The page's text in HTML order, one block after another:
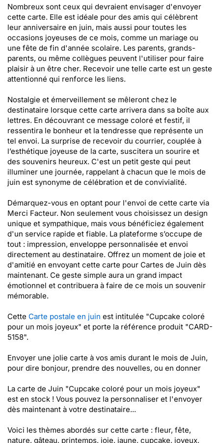
Nombreux sont ceux qui devraient envisager d'envoyer
cette carte. Elle est idéale pour des amis qui célèbrent
leur anniversaire en juin, mais aussi pour toutes les
occasions joyeuses de ce mois, comme un mariage ou
une fête de fin d'année scolaire. Les parents, grands-
parents, ou même collègues peuvent l'utiliser pour faire
plaisir à un être cher. Recevoir une telle carte est un geste
attentionné qui renforce les liens.
Nostalgie et émerveillement se mêleront chez le
destinataire lorsque cette carte arrivera dans sa boîte aux
lettres. En découvrant ce message coloré et festif, il
ressentira le bonheur et la tendresse que représente un
tel envoi. La surprise de recevoir du courrier, couplée à
l’esthétique joyeuse de la carte, suscitera un sourire et
des souvenirs heureux. C'est un petit geste qui peut
illuminer une journée, rappelant à chacun que le mois de
juin est synonyme de célébration et de convivialité.
Démarquez-vous en optant pour l'envoi de cette carte via
Merci Facteur. Non seulement vous choisissez un design
unique et sympathique, mais vous bénéficiez également
d'un service rapide et fiable. La plateforme s’occupe de
tout : impression, enveloppe personnalisée et envoi
directement au destinataire. Offrez un moment de joie et
d'amitié en envoyant cette carte pour Cartes de Juin dès
maintenant. Ce geste simple aura un grand impact
émotionnel et contribuera à faire de ce mois un souvenir
mémorable.
Cette Carte postale en juin est intitulée "Cupcake coloré
pour un mois joyeux" et porte la référence produit "CARD-
5158".
Envoyer une jolie carte à vos amis durant le mois de Juin,
pour dire bonjour, prendre des nouvelles, ou en donner
La carte de Juin "Cupcake coloré pour un mois joyeux"
est en stock ! Vous pouvez la personnaliser et l'envoyer
dès maintenant à votre destinataire...
Voici les thèmes abordés sur cette carte : fleur, fête,
nature, gâteau, printemps, joie, jaune, cupcake, joyeux,